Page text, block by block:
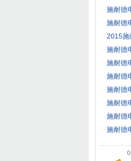
·施耐德
·施耐德
·2015
·施耐德
·施耐德
·施耐德
·施耐德
·施耐德
·施耐德
·施耐德
0